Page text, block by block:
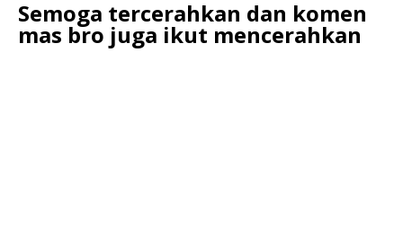
Semoga tercerahkan dan komen
mas bro juga ikut mencerahkan